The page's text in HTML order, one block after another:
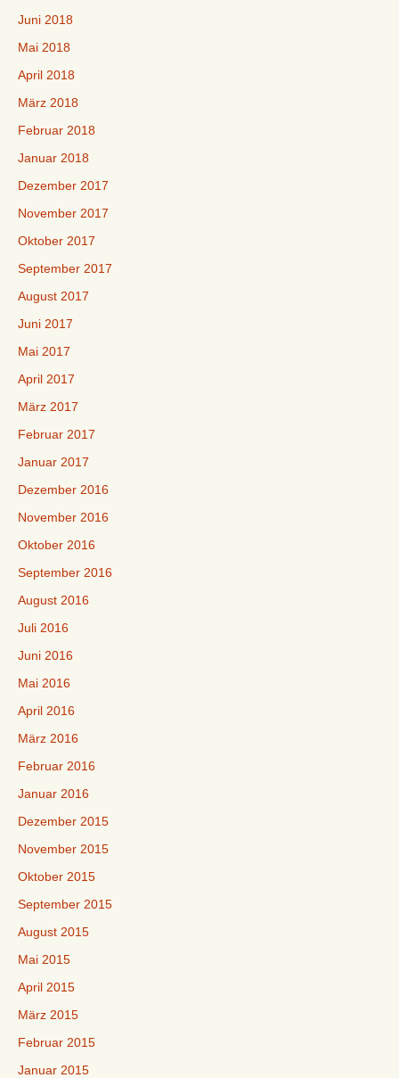
Juni 2018
Mai 2018
April 2018
März 2018
Februar 2018
Januar 2018
Dezember 2017
November 2017
Oktober 2017
September 2017
August 2017
Juni 2017
Mai 2017
April 2017
März 2017
Februar 2017
Januar 2017
Dezember 2016
November 2016
Oktober 2016
September 2016
August 2016
Juli 2016
Juni 2016
Mai 2016
April 2016
März 2016
Februar 2016
Januar 2016
Dezember 2015
November 2015
Oktober 2015
September 2015
August 2015
Mai 2015
April 2015
März 2015
Februar 2015
Januar 2015